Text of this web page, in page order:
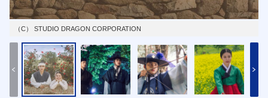
（C） STUDIO DRAGON CORPORATION